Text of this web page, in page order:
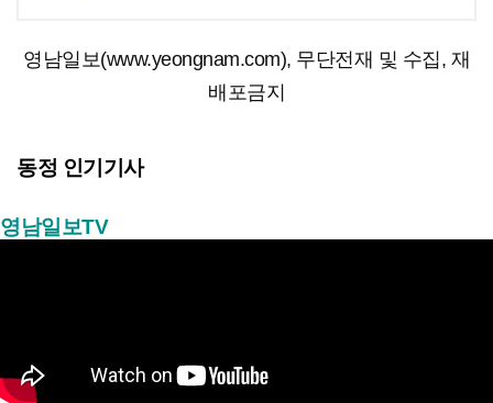
영남일보(www.yeongnam.com), 무단전재 및 수집, 재
배포금지
동정 인기기사
영남일보TV